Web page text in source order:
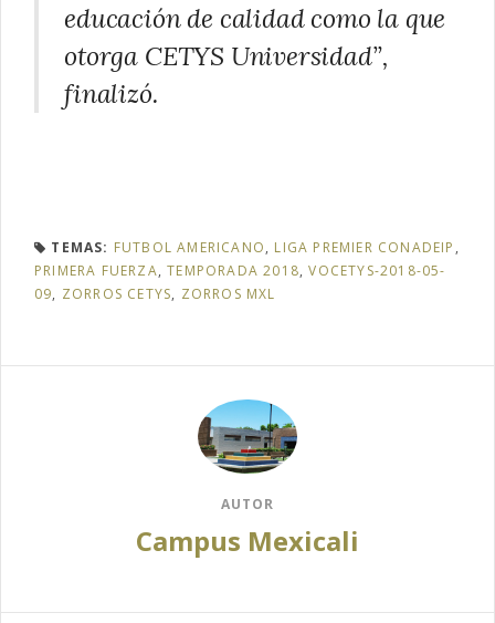
educación de calidad como la que
otorga CETYS Universidad”,
finalizó.
TEMAS: FUTBOL AMERICANO, LIGA PREMIER CONADEIP ,
PRIMERA FUERZA,TEMPORADA 2018,VOCETYS-2018-05-
09, ZORROS CETYS, ZORROS MXL
AUTOR
Campus Mexicali